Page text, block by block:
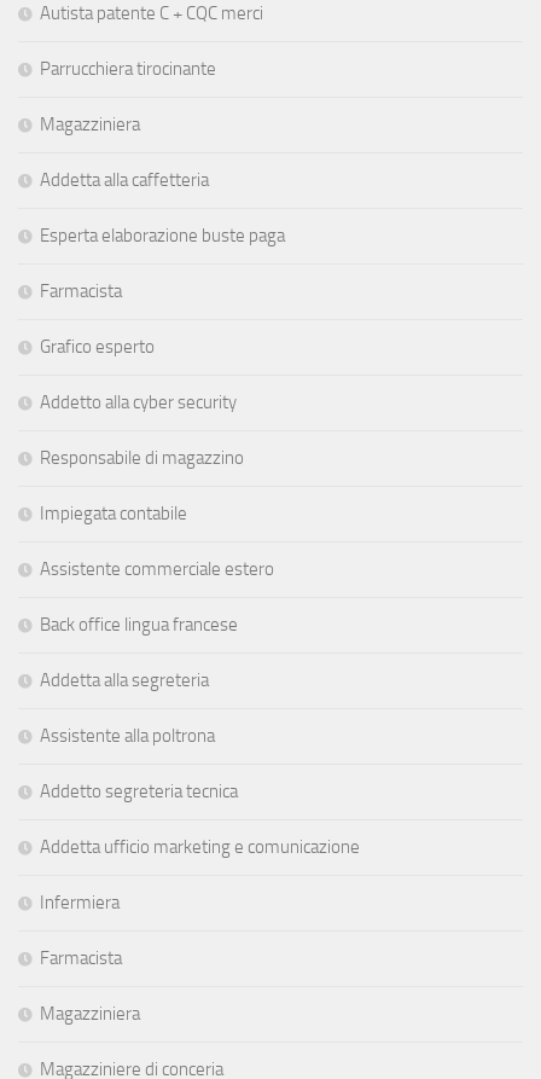
Autista patente C + CQC merci
Parrucchiera tirocinante
Magazziniera
Addetta alla caffetteria
Esperta elaborazione buste paga
Farmacista
Grafico esperto
Addetto alla cyber security
Responsabile di magazzino
Impiegata contabile
Assistente commerciale estero
Back office lingua francese
Addetta alla segreteria
Assistente alla poltrona
Addetto segreteria tecnica
Addetta ufficio marketing e comunicazione
Infermiera
Farmacista
Magazziniera
Magazziniere di conceria